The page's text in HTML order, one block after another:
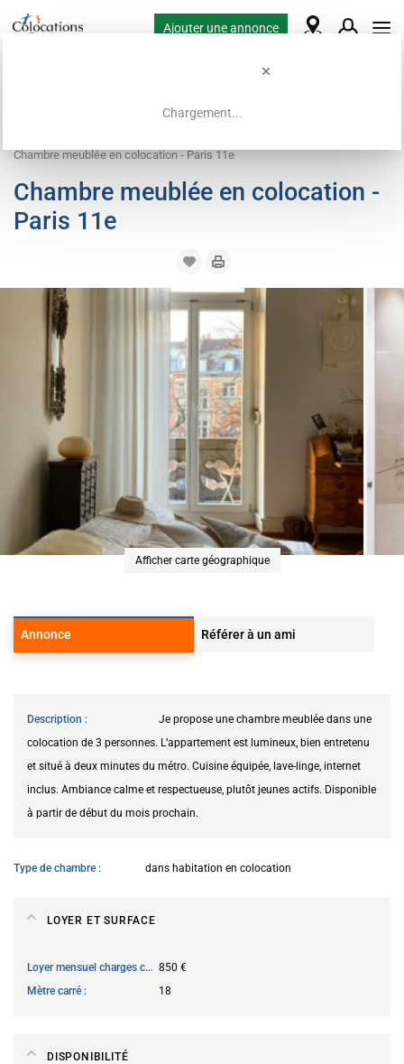
Chargement...
Ajouter une annonce
Chambre meublée en colocation - Paris 11e
Chambre meublée en colocation -
Paris 11e
Afficher carte géographique
Annonce Référer à un ami
Description
Je propose une chambre meublée dans une
colocation de 3 personnes. L’appartement est lumineux, bien entretenu
et situé à deux minutes du métro. Cuisine équipée, lave-linge, internet
inclus. Ambiance calme et respectueuse, plutôt jeunes actifs. Disponible
à partir de début du mois prochain.
Type de chambre dans habitation en colocation
LOYER ET SURFACE
Loyer mensuel charges comprises 850 €
Mètre carré
18
DISPONIBILITÉ